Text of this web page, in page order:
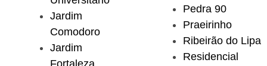
Jardim
Comodoro
Jardim
Fortaleza
Pedra 90
Praeirinho
Ribeirão do Lipa
Residencial